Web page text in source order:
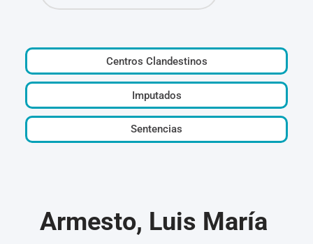
Centros Clandestinos
Imputados
Sentencias
Armesto, Luis María